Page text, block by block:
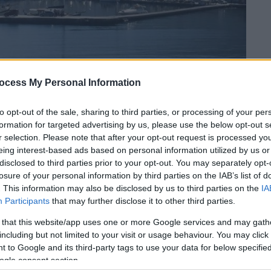
My Personal Information
opt-out of the sale, sharing to third parties, or processing of your
for targeted advertising by us, please use the below opt-out
selection. Please note that after your opt-out request is processed
interest-based ads based on personal information utilized by us
to third parties prior to your opt-out. You may separately
of your personal information by third parties on the IAB’s list of
This information may also be disclosed by us to third parties on the
Participants that may further disclose it to other third parties.
that this website/app uses one or more Google services and may
but not limited to your visit or usage behaviour. You may
to Google and its third-party tags to use your data for below
consent section.
το ΕΘΝΟΣ στη Google
φερόμενου ως συνεργού στηναπόπειρα
Πάροκαι κατόπιναφέθηκε ελεύθερος.
ότι ήταν απών κατά τη διάρκεια του
δράστης θα απολογηθεί αύριο (24/12)
αδελφόςτου θύματος που δέχτηκε επίσης
στο νοσοκομείο της